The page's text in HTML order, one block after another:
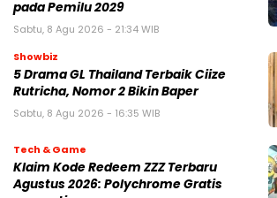
pada Pemilu 2029
Sabtu, 8 Agu 2026 - 21:34 WIB
Showbiz
5 Drama GL Thailand Terbaik Ciize
Rutricha, Nomor 2 Bikin Baper
Sabtu, 8 Agu 2026 - 16:35 WIB
Tech & Game
Klaim Kode Redeem ZZZ Terbaru
Agustus 2026: Polychrome Gratis